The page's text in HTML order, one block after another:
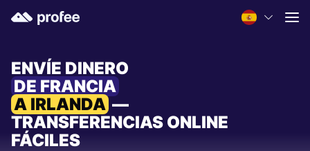
ENVÍE DINERO
DE FRANCIA
A IRLANDA —
TRANSFERENCIAS ONLINE
FÁCILES